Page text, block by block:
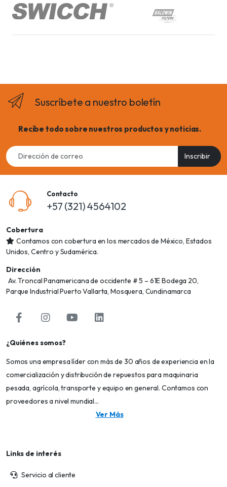
Suscríbete a nuestro boletín
Recibe todo sobre nuestros productos y noticias.
Email
address
Inscribir
Contacto
+57 (321) 4564102
Cobertura
Contamos con cobertura en los mercados de México, Estados
Unidos, Centro y Sudamérica.
Dirección
Av. Troncal Panamericana de occidente # 5 – 61E Bodega 20,
Parque Industrial Puerto Vallarta, Mosquera, Cundinamarca
¿Quiénes somos?
Somos una empresa líder con más de 30 años de experiencia en la
comercialización y distribución de repuestos para maquinaria
pesada, agrícola, transporte y equipo en general. Contamos con
proveedores a nivel mundial...
Ver Más
Links de interés
Servicio al cliente